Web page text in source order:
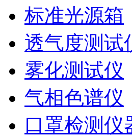
标准光源箱
透气度测试
雾化测试仪
气相色谱仪
口罩检测仪